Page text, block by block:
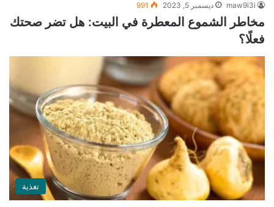
maw9i3i ديسمبر 5, 2023 991
مخاطر الشموع المعطرة في البيت: هل تضر صحتك
فعلًا؟
تغذية